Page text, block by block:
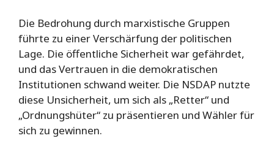
Die Bedrohung durch marxistische Gruppen
führte zu einer Verschärfung der politischen
Lage. Die öffentliche Sicherheit war gefährdet,
und das Vertrauen in die demokratischen
Institutionen schwand weiter. Die NSDAP nutzte
diese Unsicherheit, um sich als „Retter“ und
„Ordnungshüter“ zu präsentieren und Wähler für
sich zu gewinnen.